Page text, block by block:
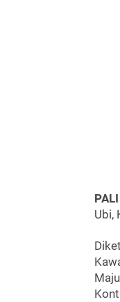
PALI
Ubi,